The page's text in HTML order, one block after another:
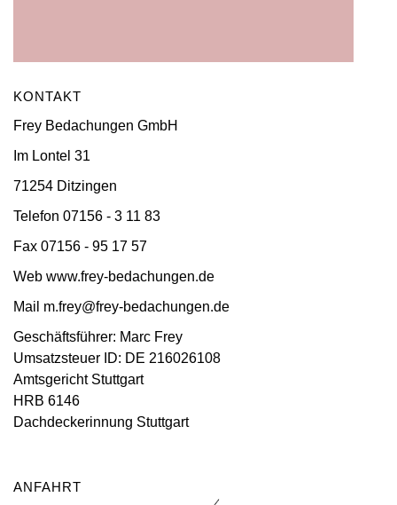
KONTAKT
Frey Bedachungen GmbH
Im Lontel 31
71254 Ditzingen
Telefon 07156 - 3 11 83
Fax 07156 - 95 17 57
Web www.frey-bedachungen.de
Mail m.frey@frey-bedachungen.de
Geschäftsführer: Marc Frey
Umsatzsteuer ID: DE 216026108
Amtsgericht Stuttgart
HRB 6146
Dachdeckerinnung Stuttgart
ANFAHRT